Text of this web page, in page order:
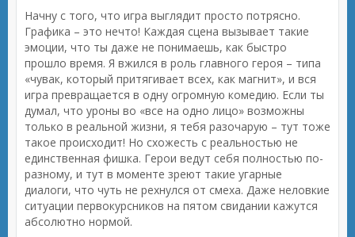
Начну с того, что игра выглядит просто потрясно.
Графика – это нечто! Каждая сцена вызывает такие
эмоции, что ты даже не понимаешь, как быстро
прошло время. Я вжился в роль главного героя – типа
«чувак, который притягивает всех, как магнит», и вся
игра превращается в одну огромную комедию. Если ты
думал, что уроны во «все на одно лицо» возможны
только в реальной жизни, я тебя разочарую – тут тоже
такое происходит! Но схожесть с реальностью не
единственная фишка. Герои ведут себя полностью по-
разному, и тут в моменте зреют такие угарные
диалоги, что чуть не рехнулся от смеха. Даже неловкие
ситуации первокурсников на пятом свидании кажутся
абсолютно нормой.